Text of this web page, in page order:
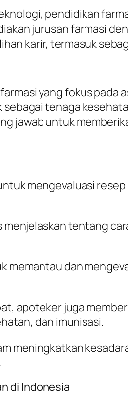
pendidikan
jurusan farmasi
karir, termasuk
yang fokus pada
tenaga
jawab untuk
mengevaluasi
menjelaskan tentang
memantau dan
apoteker juga
dan imunisasi.
meningkatkan
di Indonesia